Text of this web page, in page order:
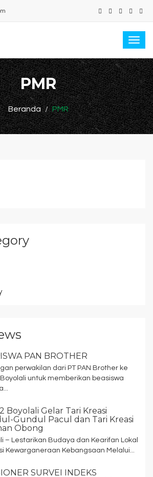
PMR
Beranda PMR
PAN BROTHER
perwakilan dari PT PAN Brother ke
Boyolali untuk memberikan beasiswa
Boyolali Gelar Tari Kreasi
Gundul Pacul dan Tari Kreasi
Obong
– Lestarikan Budaya dan Kearifan Lokal
Kewarganeraan Kebangsaan Melalui...
SURVEI INDEKS